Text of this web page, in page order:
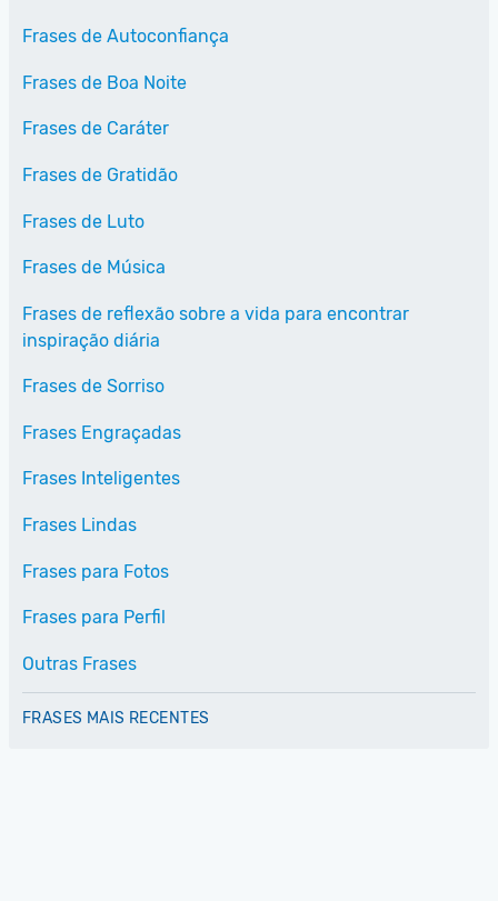
Frases de Autoconfiança
Frases de Boa Noite
Frases de Caráter
Frases de Gratidão
Frases de Luto
Frases de Música
Frases de reflexão sobre a vida para encontrar
inspiração diária
Frases de Sorriso
Frases Engraçadas
Frases Inteligentes
Frases Lindas
Frases para Fotos
Frases para Perfil
Outras Frases
FRASES MAIS RECENTES